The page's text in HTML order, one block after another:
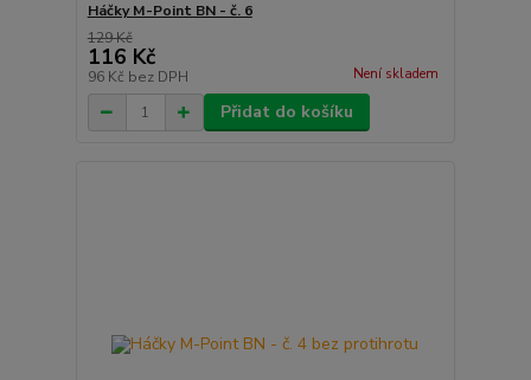
Háčky M-Point BN - č. 6
129 Kč
116 Kč
96 Kč bez DPH Není skladem
Přidat do košíku